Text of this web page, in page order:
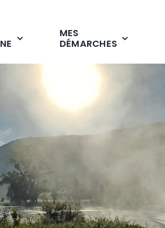
MES
DÉMARCHES